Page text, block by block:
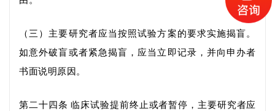
（三）主要研究者应当按照试验方案的要求实施揭盲。
如意外破盲或者紧急揭盲，应当立即记录，并向申办者
书面说明原因。
第二十四条 临床试验提前终止或者暂停，主要研究者应